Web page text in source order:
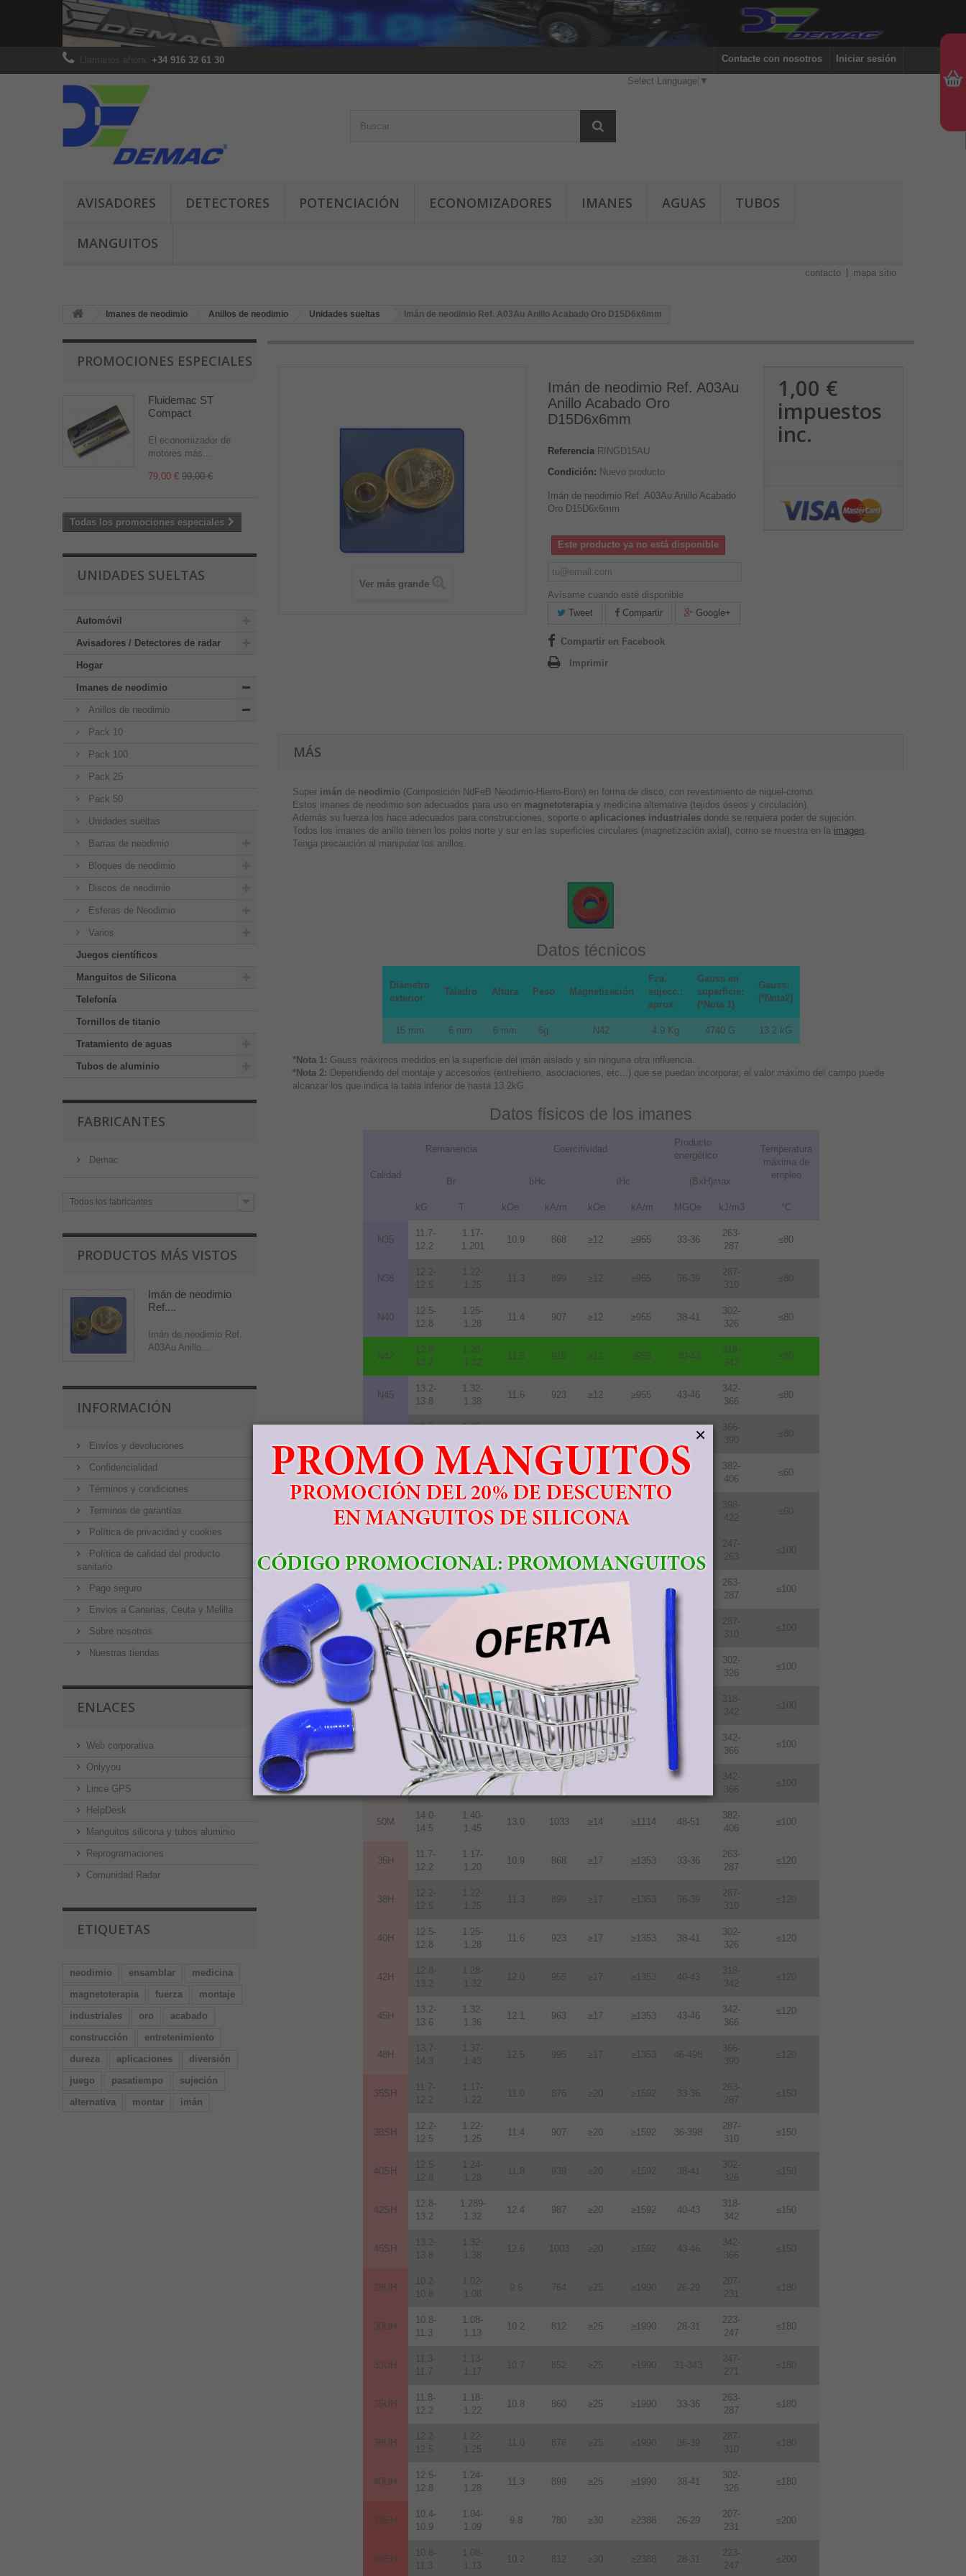
Iniciar sesión
Contacte con nosotros
+34 916 32 61 30
AVISADORES DETECTORES POTENCIACIÓN ECONOMIZADORES IMANES AGUAS TUBOS
MANGUITOS
contacto mapa sitio
Select Language ▼
Imanes de neodimio Anillos de neodimio Unidades sueltas Imán de neodimio Ref. A03Au Anillo Acabado Oro D15D6x6mm
PROMOCIONES ESPECIALES
Fluidemac ST
Compact
El economizador de
motores más...
79,00 € 99,00 €
Todas los promociones especiales
UNIDADES SUELTAS
Automóvil
Avisadores / Detectores de radar
Hogar
Imanes de neodimio
Anillos de neodimio
Pack 10
Pack 100
Pack 25
Pack 50
Unidades sueltas
Barras de neodimio
Bloques de neodimio
Discos de neodimio
Esferas de Neodimio
Varios
Juegos científicos
Manguitos de Silicona
Telefonía
Tornillos de titanio
Tratamiento de aguas
Tubos de aluminio
FABRICANTES
Demac
Todos los fabricantes
PRODUCTOS MÁS VISTOS
Imán de neodimio
Ref....
Imán de neodimio Ref.
A03Au Anillo...
INFORMACIÓN
Envíos y devoluciones
Confidencialidad
Términos y condiciones
Terminos de garantías
Política de privacidad y cookies
Política de calidad del producto
sanitario
Pago seguro
Envios a Canarias, Ceuta y Melilla
Sobre nosotros
Nuestras tiendas
ENLACES
Web corporativa
Onlyyou
Lince GPS
HelpDesk
Manguitos silicona y tubos aluminio
Reprogramaciones
Comunidad Radar
ETIQUETAS
neodimio ensamblar
medicina
magnetoterapia
fuerza
montaje
industriales
oro
acabado
construcción
entretenimiento
dureza
aplicaciones
diversión
juego
pasatiempo
sujeción
alternativa
montar imán
Ver más grande
Imán de neodimio Ref. A03Au
Anillo Acabado Oro
D15D6x6mm
Referencia RINGD15AU
Condición: Nuevo producto
Imán de neodimio Ref. A03Au Anillo Acabado
Oro D15D6x6mm
Este producto ya no está disponible
Avísame cuando esté disponible
Tweet
Compartir Google+
Compartir en Facebook
Imprimir
1,00 €
impuestos
inc.
MÁS
Super imán de neodimio (Composición NdFeB Neodimio-Hierro-Boro) en forma de disco, con revestimiento de niquel-cromo.
Estos imanes de neodimio son adecuados para uso en magnetoterapia y medicina alternativa (tejidos óseos y circulación).
Además su fuerza los hace adecuados para construcciones, soporte o aplicaciones industriales donde se requiera poder de sujeción.
Todos los imanes de anillo tienen los polos norte y sur en las superficies circulares (magnetización axial), como se muestra en la imagen.
Tenga precaución al manipular los anillos.
Datos técnicos
Diámetro
exterior
Taladro Altura Peso Magnetización
Fza.
sujecc.:
aprox
Gauss en
superficie:
(*Nota 1)
Gauss:
(*Nota2)
15 mm 6 mm 6 mm 6g N42 4.9 Kg 4740 G 13.2 kG
*Nota 1: Gauss máximos medidos en la superficie del imán aislado y sin ninguna otra influencia.
*Nota 2: Dependiendo del montaje y accesorios (entrehierro, asociaciones, etc...) que se puedan incorporar, el valor máximo del campo puede
alcanzar los que indica la tabla inferior de hasta 13.2kG.
Datos físicos de los imanes
Calidad
Remanencia Coercitividad
Producto
energético
Temperatura
máxima de
empleo
Br bHc iHc (BxH)max
kG T kOe kA/m kOe kA/m MGOe kJ/m3 °C
N35
11.7-
12.2
1.17-
1.201
10.9 868 ≥12 ≥955 33-36
263-
287
≤80
N38
12.2-
12.5
1.22-
1.25
11.3 899 ≥12 ≥955 36-39
287-
310
≤80
N40
12.5-
12.8
1.25-
1.28
11.4 907 ≥12 ≥955 38-41
302-
326
≤80
N42
12.8-
13.2
1.28-
1.32
11.5 915 ≥12 ≥955 40-43
318-
342
≤80
N45
13.2-
13.8
1.32-
1.38
11.6 923 ≥12 ≥955 43-46
342-
366
≤80
13.8-
1.38-
1.42
46-49
366-
390
≤80
N50
14.0-
1.40-
1.45
10.0 796 ≥11 ≥876 48-51
382-
406
≤60
N52
14.8
1.48
10.0 796 ≥11
398-
422
≤60
11.7
1.17
247-
263
≤100
35M
12.2
1.22
10.9 868 33-36
263-
287
≤100
38M
12.2-
12.5
1.25
11.3 899 ≥14
287-
310
≤100
40M
12.5-
12.8
1.25-
1.28
302-
326
≤100
42M
12.8-
13.2
1.28-
1.32
12.0 955 ≥14 ≥1114
318-
342
≤100
13.2-
13.8
1.32-
1.38
12.5 955 ≥14 ≥1114
342-
366
≤100
13.6-
14.3
1.36-
1.43
12.9 1027 46-49
342-
366
≤100
50M
14.0-
14.5
1.40-
1.45
13.0 1033 ≥14 ≥1114 48-51
382-
406
≤100
35H
11.7-
12.2
1.17-
1.20
10.9 868 ≥17 ≥1353 33-36
263-
287
≤120
38H
12.2-
12.5
1.22-
1.25
11.3 899 ≥17 ≥1353 36-39
287-
310
≤120
40H
12.5-
12.8
1.25-
1.28
11.6 923 ≥17 ≥1353 38-41
302-
326
≤120
42H
12.8-
13.2
1.28-
1.32
12 0 955 ≥17 ≥1353 40-43
318-
342
≤120
45H
13.2-
13.6
1.32-
1.36
12.1 963 ≥17 ≥1353 43-46
342-
366
≤120
48H
13.7-
14.3
1.37-
1.43
12.5 995 ≥17 ≥1353 46-498
366-
390
≤120
35SH
11.7-
12.2
1.17-
1.22
11.0 876 ≥20 ≥1592 33-36
263-
287
≤150
38SH
12.2-
12.5
1.22-
1.25
11.4 907 ≥20 ≥1592 36-398
287-
310
≤150
40SH
12.5-
12.8
1.24-
1.28
11.8 939 ≥20 ≥1592 38-41
302-
326
≤150
42SH
12.8-
13.2
1.289-
1.32
12.4 987 ≥20 ≥1592 40-43
318-
342
≤150
45SH
13.2-
13.8
1.32-
1.38
12.6 1003 ≥20 ≥1592 43-46
342-
366
≤150
28UH
10.2-
10.8
1.02-
1.08
9.6 764 ≥25 ≥1990 26-29
207-
231
≤180
30UH
10.8-
11.3
1.08-
1.13
10.2 812 ≥25 ≥1990 28-31
223-
247
≤180
33UH
11.3-
11.7
1.13-
1.17
10.7 852 ≥25 ≥1990 31-343
247-
271
≤180
35UH
11.8-
12.2
1.18-
1.22
10.8 860 ≥25 ≥1990 33-36
263-
287
≤180
38UH
12.2-
12.5
1.22-
1.25
11.0 876 ≥25 ≥1990 36-39
287-
310
≤180
40UH
12.5-
12.8
1.24-
1.28
11.3 899 ≥25 ≥1990 38-41
302-
326
≤180
28EH
10.4-
10.9
1.04-
1.09
9.8 780 ≥30 ≥2388 26-29
207-
231
≤200
30EH
10.8-
11.3
1.08-
1.13
10.2 812 ≥30 ≥2388 28-31
223-
247
≤200
×